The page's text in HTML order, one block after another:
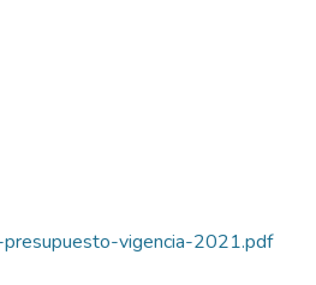
vigencia-2021.pdf